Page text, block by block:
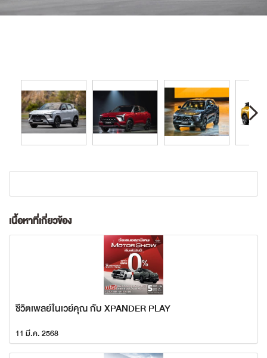
เนื้อหาที่เกี่ยวข้อง
ชีวิตเพลย์ในเวย์คุณ กับ XPANDER PLAY
11 มี.ค. 2568